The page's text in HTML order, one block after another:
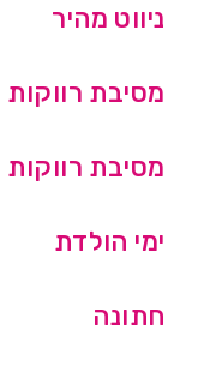
ניווט מהיר
מסיבת רווקות
מסיבת רווקות
ימי הולדת
חתונה